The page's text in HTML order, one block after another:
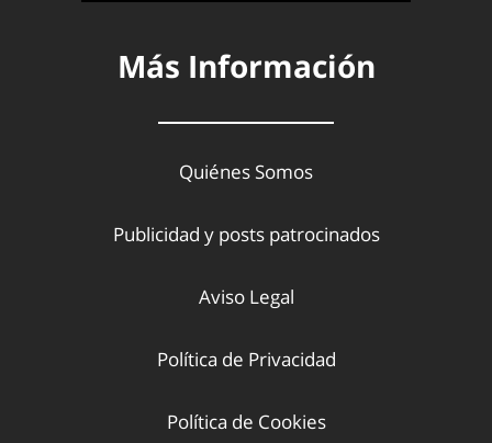
Más Información
Quiénes Somos
Publicidad y posts patrocinados
Aviso Legal
Política de Privacidad
Política de Cookies